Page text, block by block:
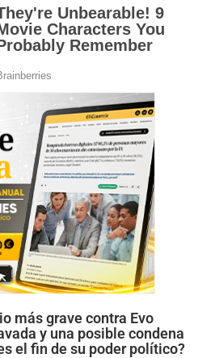
más grave contra Evo
y una posible condena
el fin de su poder político?